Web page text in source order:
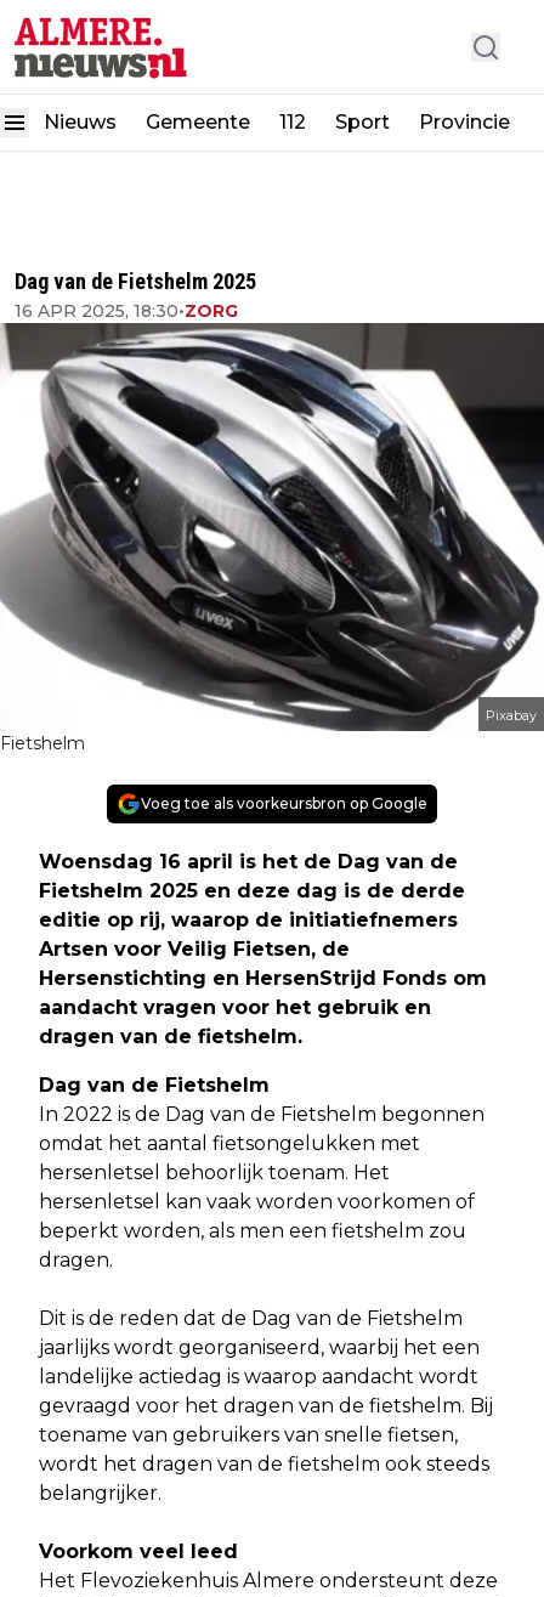
Nieuws Gemeente 112 Sport Provincie
Dag van de Fietshelm 2025
16 APR 2025, 18:30•ZORG
Pixabay
Fietshelm
Voeg toe als voorkeursbron op Google
Woensdag 16 april is het de Dag van de
Fietshelm 2025 en deze dag is de derde
editie op rij, waarop de initiatiefnemers
Artsen voor Veilig Fietsen, de
Hersenstichting en HersenStrijd Fonds om
aandacht vragen voor het gebruik en
dragen van de fietshelm.
Dag van de Fietshelm
In 2022 is de Dag van de Fietshelm begonnen
omdat het aantal fietsongelukken met
hersenletsel behoorlijk toenam. Het
hersenletsel kan vaak worden voorkomen of
beperkt worden, als men een fietshelm zou
dragen.
Dit is de reden dat de Dag van de Fietshelm
jaarlijks wordt georganiseerd, waarbij het een
landelijke actiedag is waarop aandacht wordt
gevraagd voor het dragen van de fietshelm. Bij
toename van gebruikers van snelle fietsen,
wordt het dragen van de fietshelm ook steeds
belangrijker.
Voorkom veel leed
Het Flevoziekenhuis Almere ondersteunt deze